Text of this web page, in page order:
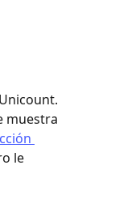
muestra
le